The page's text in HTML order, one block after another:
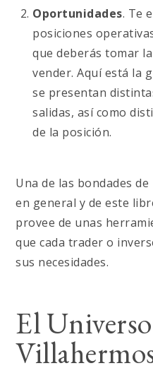
Oportunidades. Te
posiciones
que deberás tomar
vender. Aquí está la
se presentan
salidas, así como
de la posición.
Una de las bondades
en general y de este
provee de unas
que cada trader o
sus necesidades.
El